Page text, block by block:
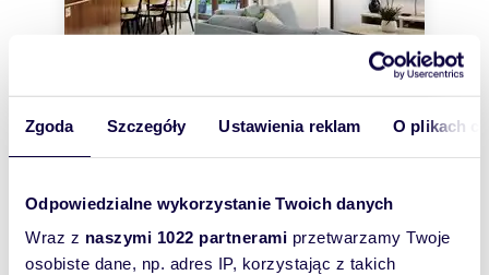
Zgoda Szczegóły Ustawienia reklam O plikach
Odpowiedzialne wykorzystanie Twoich danych
Wraz z naszymi 1022 partnerami przetwarzamy Twoje
osobiste dane, np. adres IP, korzystając z takich
prywatność i komfort
2 150 000 zł